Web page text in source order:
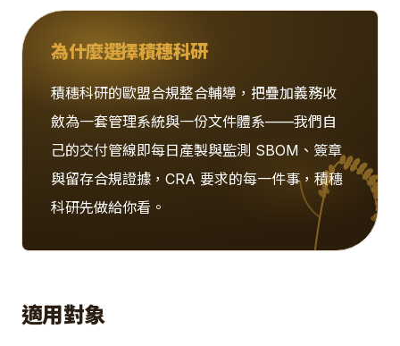
為什麼選擇積穗科研
積穗科研的歐盟合規整合輔導，把疊加義務收
斂為一套管理系統與一份文件體系——我們自
己的交付管線即每日產製與監測 SBOM、簽章
與留存合規證據，CRA 要求的每一件事，積穗
科研先做給你看。
適用對象